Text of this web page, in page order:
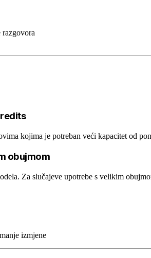
kojima je potreban veći kapacitet od
obujmom
Za slučajeve upotrebe s velikim
izmjene